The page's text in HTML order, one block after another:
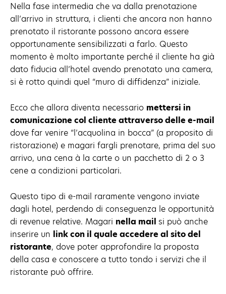
Nella fase intermedia che va dalla prenotazione
all’arrivo in struttura, i clienti che ancora non hanno
prenotato il ristorante possono ancora essere
opportunamente sensibilizzati a farlo. Questo
momento è molto importante perché il cliente ha già
dato fiducia all’hotel avendo prenotato una camera,
si è rotto quindi quel “muro di diffidenza” iniziale.
Ecco che allora diventa necessario mettersi in
comunicazione col cliente attraverso delle e-mail
dove far venire “l’acquolina in bocca” (a proposito di
ristorazione) e magari fargli prenotare, prima del suo
arrivo, una cena à la carte o un pacchetto di 2 o 3
cene a condizioni particolari.
Questo tipo di e-mail raramente vengono inviate
dagli hotel, perdendo di conseguenza le opportunità
di revenue relative. Magari nella mail si può anche
inserire un link con il quale accedere al sito del
ristorante, dove poter approfondire la proposta
della casa e conoscere a tutto tondo i servizi che il
ristorante può offrire.